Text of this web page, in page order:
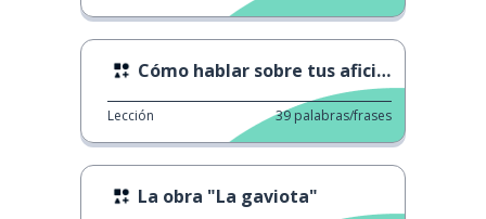
Cómo hablar sobre tus aficiones
Lección 39 palabras/frases
La obra "La gaviota"